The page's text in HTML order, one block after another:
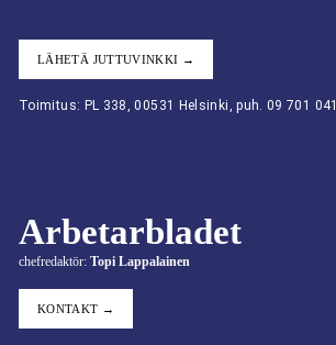
LÄHETÄ JUTTUVINKKI →
Toimitus: PL 338, 00531 Helsinki, puh. 09 701 041
Arbetarbladet
chefredaktör: Topi Lappalainen
KONTAKT →